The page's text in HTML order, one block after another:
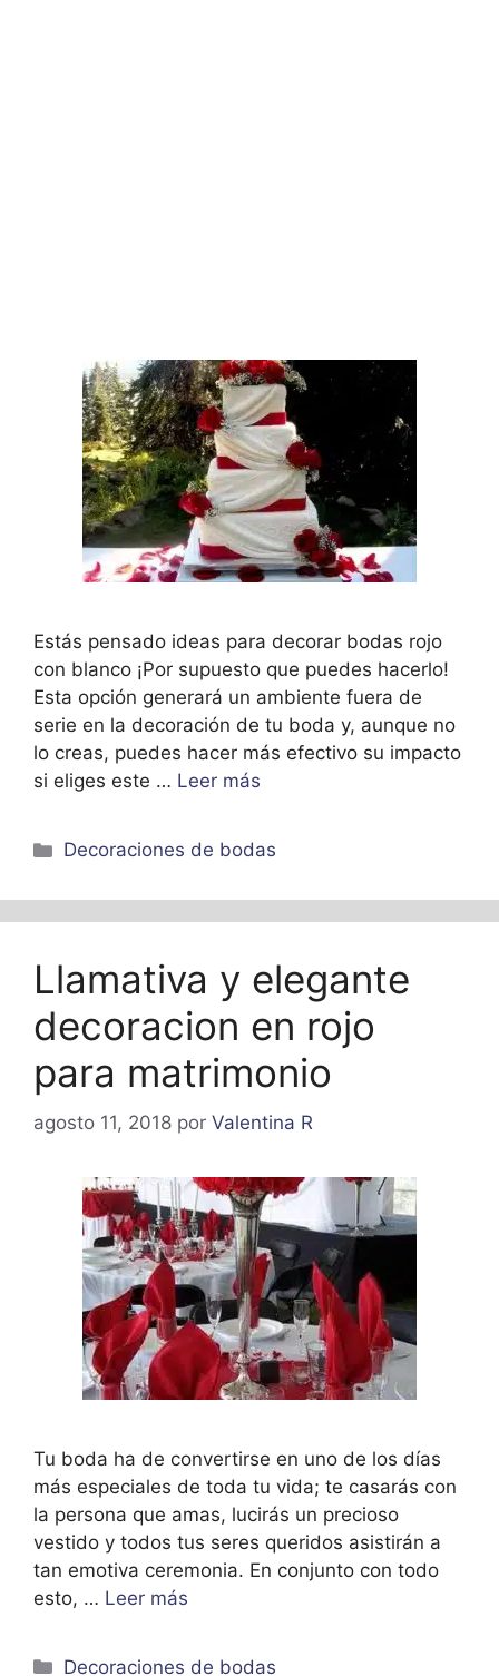
Estás pensado ideas para decorar bodas rojo
con blanco ¡Por supuesto que puedes hacerlo!
Esta opción generará un ambiente fuera de
serie en la decoración de tu boda y, aunque no
lo creas, puedes hacer más efectivo su impacto
si eliges este … Leer más
Categorías
Decoraciones de bodas
Llamativa y elegante
decoracion en rojo
para matrimonio
agosto 11, 2018 por Valentina R
Tu boda ha de convertirse en uno de los días
más especiales de toda tu vida; te casarás con
la persona que amas, lucirás un precioso
vestido y todos tus seres queridos asistirán a
tan emotiva ceremonia. En conjunto con todo
esto, … Leer más
Categorías
Decoraciones de bodas